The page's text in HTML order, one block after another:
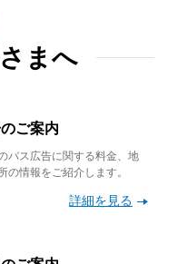
まへ
ご案内
バス広告に関する料金、地
の情報をご紹介します。
詳細を見る